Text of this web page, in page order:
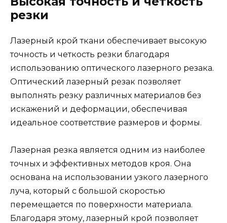
резки
Лазерный крой ткани обеспечивает высокую
точность и четкость резки благодаря
использованию оптического лазерного резака.
Оптический лазерный резак позволяет
выполнять резку различных материалов без
искажений и деформации, обеспечивая
идеальное соответствие размеров и формы.
Лазерная резка является одним из наиболее
точных и эффективных методов кроя. Она
основана на использовании узкого лазерного
луча, который с большой скоростью
перемещается по поверхности материала.
Благодаря этому, лазерный крой позволяет